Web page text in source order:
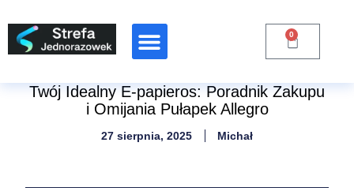
0
Twój Idealny E-papieros: Poradnik Zakupu
i Omijania Pułapek Allegro
27 sierpnia, 2025 Michał